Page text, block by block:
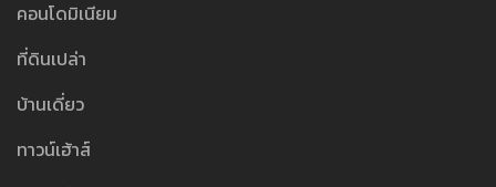
คอนโดมิเนียม
ที่ดินเปล่า
บ้านเดี่ยว
ทาวน์เฮ้าส์